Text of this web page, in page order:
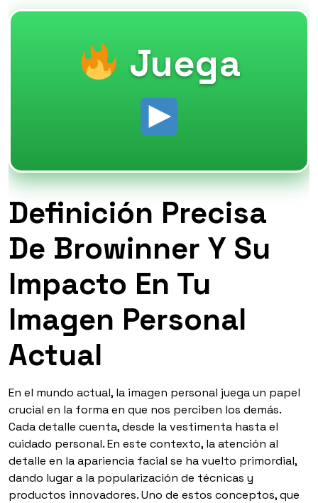
Juega
Definición Precisa
De Browinner Y Su
Impacto En Tu
Imagen Personal
Actual
En el mundo actual, la imagen personal juega un papel
crucial en la forma en que nos perciben los demás.
Cada detalle cuenta, desde la vestimenta hasta el
cuidado personal. En este contexto, la atención al
detalle en la apariencia facial se ha vuelto primordial,
dando lugar a la popularización de técnicas y
productos innovadores. Uno de estos conceptos, que